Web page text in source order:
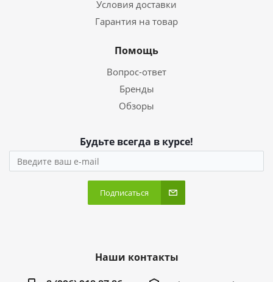
Условия доставки
Гарантия на товар
Помощь
Вопрос-ответ
Бренды
Обзоры
Будьте всегда в курсе!
Подписаться
Наши контакты